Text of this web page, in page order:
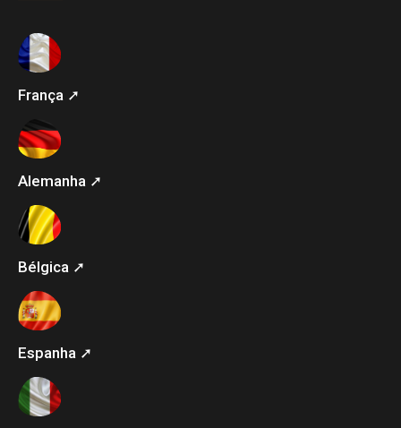
França ➚
Alemanha ➚
Bélgica ➚
Espanha ➚